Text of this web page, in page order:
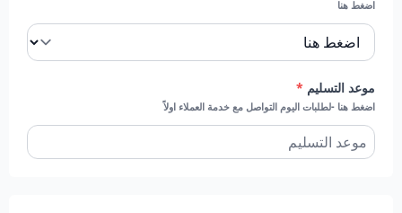
بالتفاصيل.
تضفي لمسة احتفالية
زفاف، أعياد ميلاد، أو اجتماعات عائلية.
يمكنك الحصول على هذه الباقة الآن منمحل فروت ارتكل ما
عليك هو الطلب وسوف نصلك بأقصى سرعة. ملحوظة: من
اضغط هنا
موعد التسليم *
اضغط هنا -لطلبات اليوم التواصل مع خدمة العملاء اولاً